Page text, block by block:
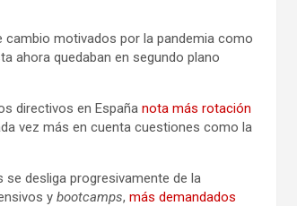
cambio motivados por la pandemia como
ahora quedaban en segundo plano
directivos en España nota más rotación
vez más en cuenta cuestiones como la
desliga progresivamente de la
y bootcamps, más demandados